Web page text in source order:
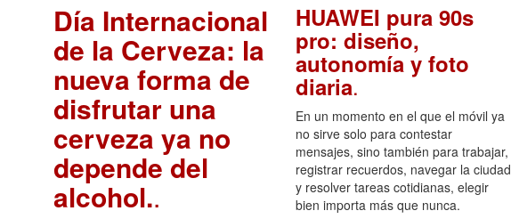
Día Internacional
de la Cerveza: la
nueva forma de
disfrutar una
cerveza ya no
depende del
alcohol..
HUAWEI pura 90s
pro: diseño,
autonomía y foto
diaria.
En un momento en el que el móvil ya
no sirve solo para contestar
mensajes, sino también para trabajar,
registrar recuerdos, navegar la ciudad
y resolver tareas cotidianas, elegir
bien importa más que nunca.